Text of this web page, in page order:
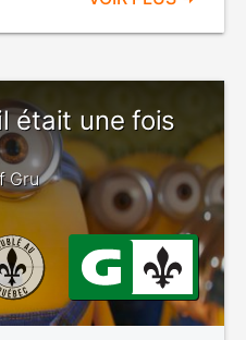
était une fois
Gru